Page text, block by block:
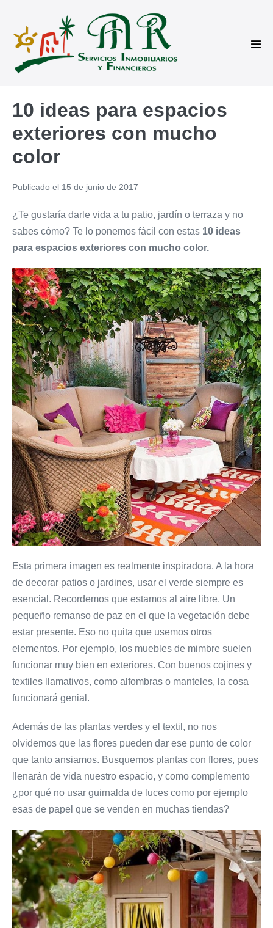
contenido
10 ideas para espacios
exteriores con mucho
color
Publicado el 15 de junio de 2017
¿Te gustaría darle vida a tu patio, jardín o terraza y no
sabes cómo? Te lo ponemos fácil con estas 10 ideas
para espacios exteriores con mucho color.
Esta primera imagen es realmente inspiradora. A la hora
de decorar patios o jardines, usar el verde siempre es
esencial. Recordemos que estamos al aire libre. Un
pequeño remanso de paz en el que la vegetación debe
estar presente. Eso no quita que usemos otros
elementos. Por ejemplo, los muebles de mimbre suelen
funcionar muy bien en exteriores. Con buenos cojines y
textiles llamativos, como alfombras o manteles, la cosa
funcionará genial.
Además de las plantas verdes y el textil, no nos
olvidemos que las flores pueden dar ese punto de color
que tanto ansiamos. Busquemos plantas con flores, pues
llenarán de vida nuestro espacio, y como complemento
¿por qué no usar guirnalda de luces como por ejemplo
esas de papel que se venden en muchas tiendas?